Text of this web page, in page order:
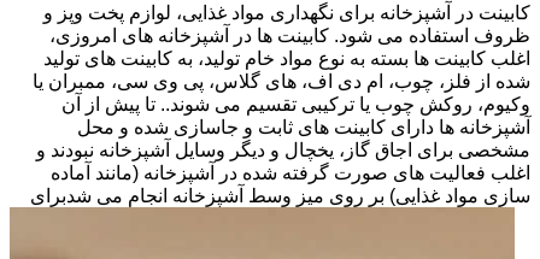
کابینت در آشپزخانه برای نگهداری مواد غذایی، لوازم پخت وپز و
ظروف استفاده می شود. کابینت ها در آشپزخانه های امروزی،
اغلب کابینت ها بسته به نوع مواد خام تولید، به کابینت های تولید
شده از فلز، چوب، ام دی اف، های گلاس، پی وی سی، ممبران یا
وکیوم، روکش چوب یا ترکیبی تقسیم می شوند.. تا پیش از آن
آشپزخانه ها دارای کابینت های ثابت و جاسازی شده و محل
مشخصی برای اجاق گاز، یخچال و دیگر وسایل آشپزخانه نبودند و
اغلب فعالیت های صورت گرفته شده در آشپزخانه (مانند آماده
سازی مواد غذایی) بر روی میز وسط آشپزخانه انجام می شدبرای